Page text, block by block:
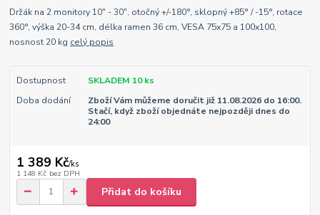
Držák na 2 monitory 10" - 30", otočný +/-180°, sklopný +85° / -15°, rotace
360°, výška 20-34 cm, délka ramen 36 cm, VESA 75x75 a 100x100,
nosnost 20 kg celý popis
Dostupnost
SKLADEM 10 ks
Doba dodání
Zboží Vám můžeme doručit již 11.08.2026 do 16:00.
Stačí, když zboží objednáte nejpozději dnes do
24:00
1 389 Kč/ks
1 148 Kč bez DPH
Přidat do košíku